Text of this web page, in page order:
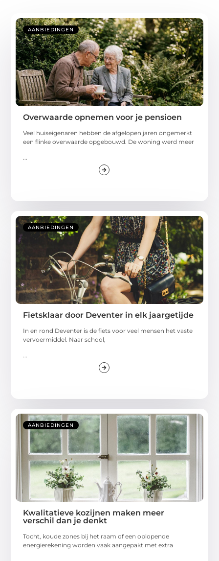
AANBIEDINGEN
Overwaarde opnemen voor je pensioen
Veel huiseigenaren hebben de afgelopen jaren ongemerkt
een flinke overwaarde opgebouwd. De woning werd meer
...
AANBIEDINGEN
Fietsklaar door Deventer in elk jaargetijde
In en rond Deventer is de fiets voor veel mensen het vaste
vervoermiddel. Naar school,
...
AANBIEDINGEN
Kwalitatieve kozijnen maken meer
verschil dan je denkt
Tocht, koude zones bij het raam of een oplopende
energierekening worden vaak aangepakt met extra